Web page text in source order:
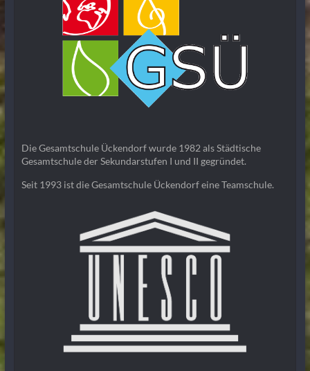
Die Gesamtschule Ückendorf wurde 1982 als Städtische
Gesamtschule der Sekundarstufen I und II gegründet.
Seit 1993 ist die Gesamtschule Ückendorf eine Teamschule.